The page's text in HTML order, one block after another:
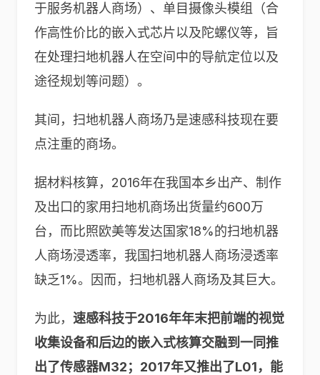
于服务机器人商场）、单目摄像头模组（合
作高性价比的嵌入式芯片以及陀螺仪等，旨
在处理扫地机器人在空间中的导航定位以及
途径规划等问题）。
其间，扫地机器人商场乃是速感科技现在要
点注重的商场。
据材料核算，2016年在我国本乡出产、制作
及出口的家用扫地机商场出货量约600万
台，而比照欧美等发达国家18%的扫地机器
人商场浸透率，我国扫地机器人商场浸透率
缺乏1%。因而，扫地机器人商场及其巨大。
为此， 速感科技于2016年年末把前端的视觉
收集设备和后边的嵌入式核算交融到一同推
出了传感器M32；2017年又推出了L01，能